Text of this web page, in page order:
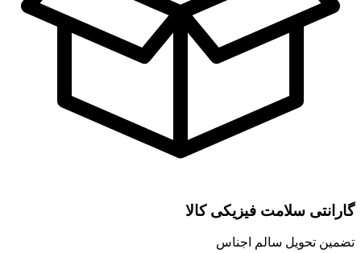
گارانتی سلامت فیزیکی کالا
تضمین تحویل سالم اجناس